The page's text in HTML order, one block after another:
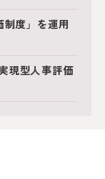
度」を運用
現型人事評価